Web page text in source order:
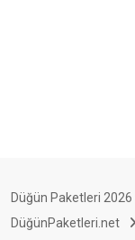
Düğün Paketleri 2026
DüğünPaketleri.net